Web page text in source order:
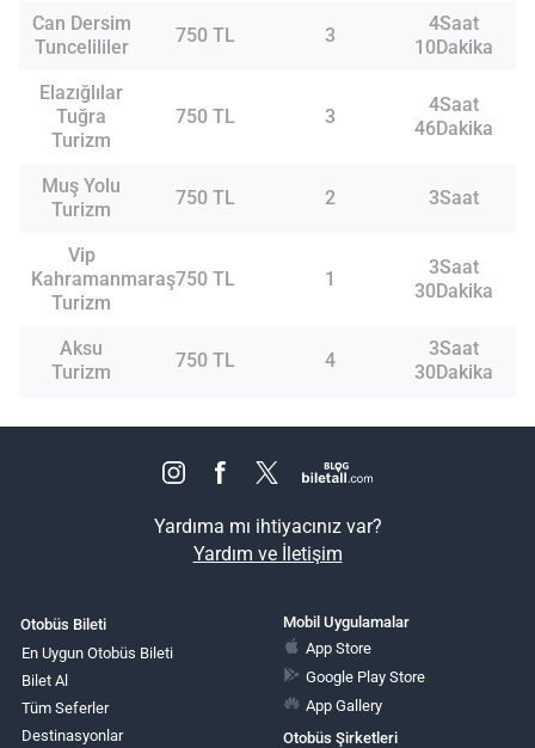
Can Dersim
Tuncelililer
750 TL 3
4Saat
10Dakika
Elazığlılar
Tuğra
Turizm
750 TL 3
4Saat
46Dakika
Muş Yolu
Turizm
750 TL 2 3Saat
Vip
Kahramanmaraş
Turizm
750 TL 1
3Saat
30Dakika
Aksu
Turizm
750 TL 4
3Saat
30Dakika
Yardıma mı ihtiyacınız var?
Yardım ve İletişim
Otobüs Bileti
En Uygun Otobüs Bileti
Bilet Al
Tüm Seferler
Destinasyonlar
Mobil Uygulamalar
App Store
Google Play Store
App Gallery
Otobüs Şirketleri